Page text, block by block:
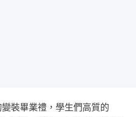
裝畢業禮，學生們高質的